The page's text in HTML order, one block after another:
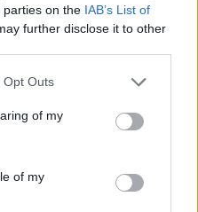
parties on the IAB’s List of
further disclose it to other
uses one or more Google
behaviour. You may click to
and its third-party tags to
purposes in below Google
Opt Outs
of my
of my
Arabbal.
utóbbi
szabadtéri
szeretettel
moziz és táncol